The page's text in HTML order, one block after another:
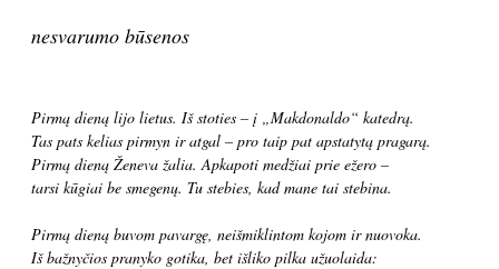
nesvarumo būsenos
Pirmą dieną lijo lietus. Iš stoties – į „Makdonaldo“ katedrą.
Tas pats kelias pirmyn ir atgal – pro taip pat apstatytą pragarą.
Pirmą dieną Ženeva žalia. Apkapoti medžiai prie ežero –
tarsi kūgiai be smegenų. Tu stebies, kad mane tai stebina.
Pirmą dieną buvom pavargę, neišmiklintom kojom ir nuovoka.
Iš bažnyčios pranyko gotika, bet išliko pilka užuolaida: